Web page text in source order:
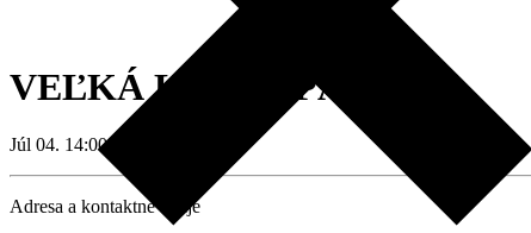
VEĽKÁ LETNÁ PÁRTY
Júl 04. 14:00
Adresa a kontaktné údaje